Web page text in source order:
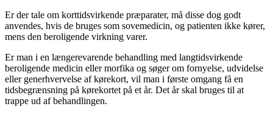
Er der tale om korttidsvirkende præparater, må disse dog godt
anvendes, hvis de bruges som sovemedicin, og patienten ikke kører,
mens den beroligende virkning varer.
Er man i en længerevarende behandling med langtidsvirkende
beroligende medicin eller morfika og søger om fornyelse, udvidelse
eller generhvervelse af kørekort, vil man i første omgang få en
tidsbegrænsning på kørekortet på et år. Det år skal bruges til at
trappe ud af behandlingen.